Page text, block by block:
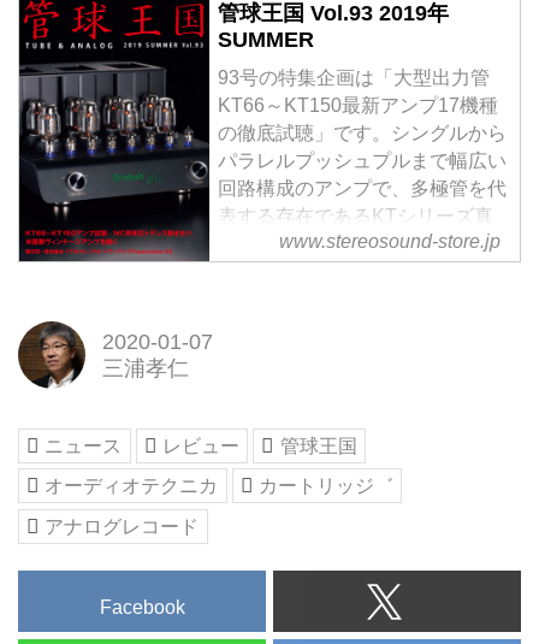
管球王国 Vol.93 2019年
SUMMER
93号の特集企画は「大型出力管
KT66～KT150最新アンプ17機種
の徹底試聴」です。シングルから
パラレルプッシュプルまで幅広い
回路構成のアンプで、多極管を代
表する存在であるKTシリーズ真
空管が持つ大出力管ならではの個
ンスが施された1930～60年代の
ヴィンテージアンプでアルテック
銀箱からどのような音が聴ける
www.stereosound-store.jp
2020-01-07
三浦孝仁
ニュース レビュー
管球王国
オーディオテクニカ
カートリッジ゛
アナログレコード
Facebook